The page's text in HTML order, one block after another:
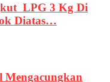
LPG 3 Kg Di
Diatas…